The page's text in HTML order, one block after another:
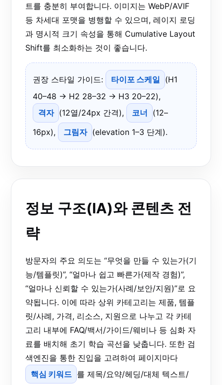
트를 충분히 부여합니다. 이미지는 WebP/AVIF
등 차세대 포맷을 병행할 수 있으며, 레이지 로딩
과 명시적 크기 속성을 통해 Cumulative Layout
Shift를 최소화하는 것이 좋습니다.
권장 스타일 가이드: 타이포 스케일
(H1
40–48 → H2 28–32 → H3 20–22),
격자 (12열/24px 간격), 코너
(12–
16px),
그림자 (elevation 1–3 단계).
정보 구조(IA)와 콘텐츠 전
략
방문자의 주요 의도는 “무엇을 만들 수 있는가(기
능/템플릿)”, “얼마나 쉽고 빠른가(제작 경험)”,
“얼마나 신뢰할 수 있는가(사례/보안/지원)”로 요
약됩니다. 이에 따라 상위 카테고리는 제품, 템플
릿/사례, 가격, 리소스, 지원으로 나누고 각 카테
고리 내부에 FAQ/백서/가이드/웨비나 등 심화 자
료를 배치해 초기 학습 곡선을 낮춥니다. 또한 검
색엔진을 통한 진입을 고려하여 페이지마다
핵심 키워드 를 제목/요약/헤딩/대체 텍스트/